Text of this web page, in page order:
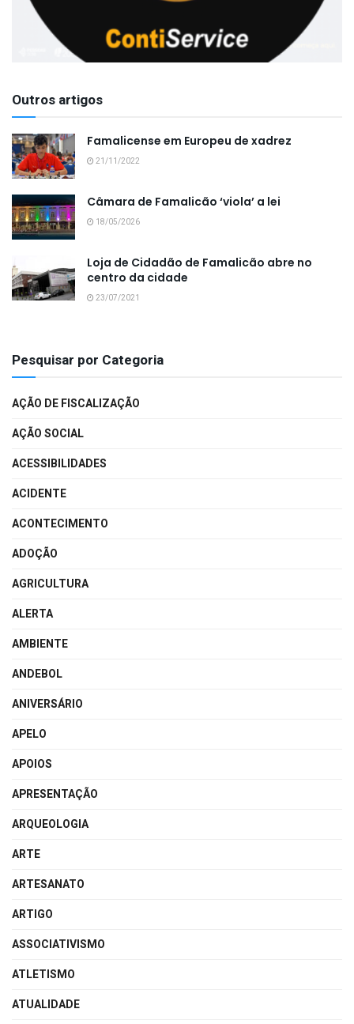
Outros artigos
Famalicense em Europeu de xadrez
21/11/2022
Câmara de Famalicão ‘viola’ a lei
18/05/2026
Loja de Cidadão de Famalicão abre no
centro da cidade
23/07/2021
Pesquisar por Categoria
AÇÃO DE FISCALIZAÇÃO
AÇÃO SOCIAL
ACESSIBILIDADES
ACIDENTE
ACONTECIMENTO
ADOÇÃO
AGRICULTURA
ALERTA
AMBIENTE
ANDEBOL
ANIVERSÁRIO
APELO
APOIOS
APRESENTAÇÃO
ARQUEOLOGIA
ARTE
ARTESANATO
ARTIGO
ASSOCIATIVISMO
ATLETISMO
ATUALIDADE